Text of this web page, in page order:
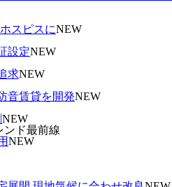
スピスにNEW
設定NEW
求NEW
音賃貸を開発NEW
NEW
ンド最前線
NEW